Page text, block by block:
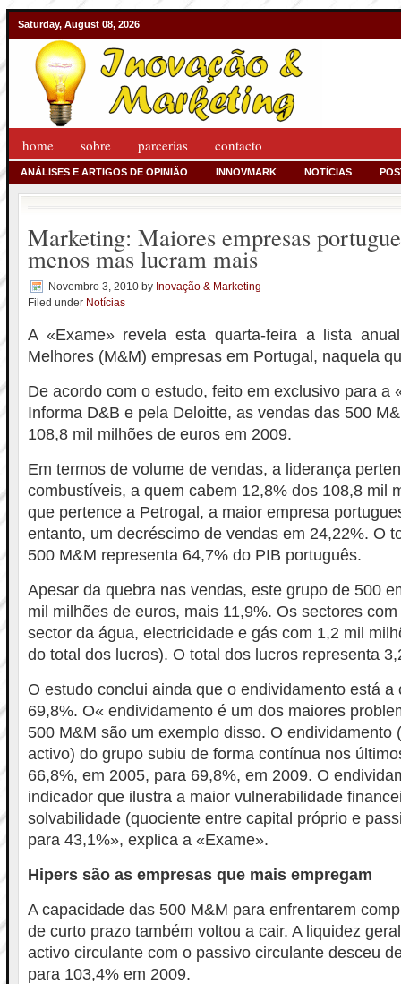
Saturday, August 08, 2026
home sobre parcerias contacto
ANÁLISES E ARTIGOS DE OPINIÃO INNOVMARK NOTÍCIAS
Marketing: Maiores empresas
menos mas lucram mais
Novembro 3, 2010 by Inovação & Marketing
Filed under Notícias
A «Exame» revela esta quarta-feira a lista
Melhores (M&M) empresas em Portugal, naquela
De acordo com o estudo, feito em exclusivo para a
Informa D&B e pela Deloitte, as vendas das 500
108,8 mil milhões de euros em 2009.
Em termos de volume de vendas, a liderança
combustíveis, a quem cabem 12,8% dos 108,8 mil
que pertence a Petrogal, a maior empresa
entanto, um decréscimo de vendas em 24,22%. O
500 M&M representa 64,7% do PIB português.
Apesar da quebra nas vendas, este grupo de 500
mil milhões de euros, mais 11,9%. Os sectores
sector da água, electricidade e gás com 1,2 mil
do total dos lucros). O total dos lucros representa
O estudo conclui ainda que o endividamento está a
69,8%. O« endividamento é um dos maiores
500 M&M são um exemplo disso. O endividamento
activo) do grupo subiu de forma contínua nos
66,8%, em 2005, para 69,8%, em 2009. O
indicador que ilustra a maior vulnerabilidade
solvabilidade (quociente entre capital próprio e
para 43,1%», explica a «Exame».
Hipers são as empresas que mais empregam
A capacidade das 500 M&M para enfrentarem
de curto prazo também voltou a cair. A liquidez
activo circulante com o passivo circulante desceu
para 103,4% em 2009.